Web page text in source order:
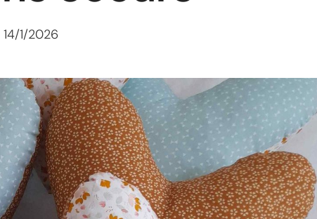
14/1/2026